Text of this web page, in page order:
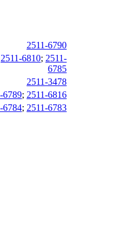
2511-6790
2511-6810; 2511-
6785
2511-3478
6789; 2511-6816
6784; 2511-6783